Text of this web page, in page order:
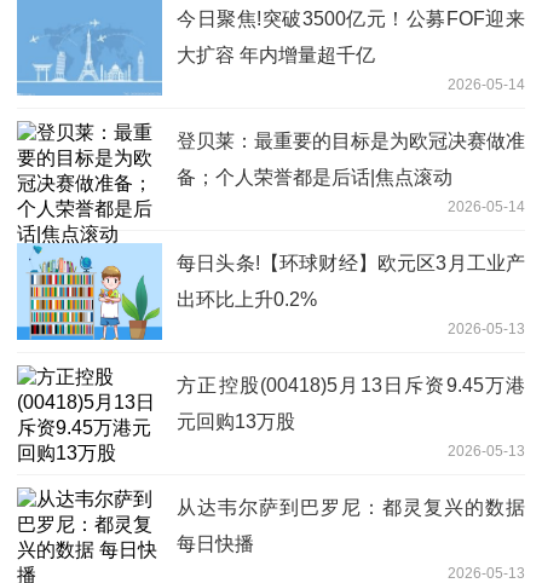
今日聚焦!突破3500亿元！公募FOF迎来
大扩容 年内增量超千亿
2026-05-14
登贝莱：最重要的目标是为欧冠决赛做准
备；个人荣誉都是后话|焦点滚动
2026-05-14
每日头条!【环球财经】欧元区3月工业产
出环比上升0.2%
2026-05-13
方正控股(00418)5月13日斥资9.45万港
元回购13万股
2026-05-13
从达韦尔萨到巴罗尼：都灵复兴的数据
每日快播
2026-05-13